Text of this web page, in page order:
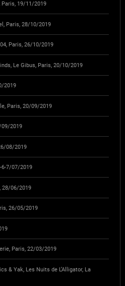
Paris, 19/11/2019
Paris, 28/10/2019
Paris, 26/10/2019
Le Gibus, Paris, 20/10/2019
2019
Paris, 20/09/2019
09/2019
08/2019
6-7/07/2019
28/06/2019
26/05/2019
Paris, 22/03/2019
& Yak, Les Nuits de L’Alligator, La